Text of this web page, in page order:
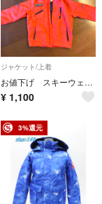
ジャケット/上着
お値下げ スキーウェア 上のみ 120 phenix
¥ 1,100
3%還元